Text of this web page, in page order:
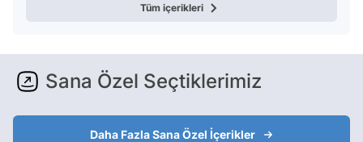
Tüm içerikleri
Sana Özel Seçtiklerimiz
Daha Fazla Sana Özel İçerikler